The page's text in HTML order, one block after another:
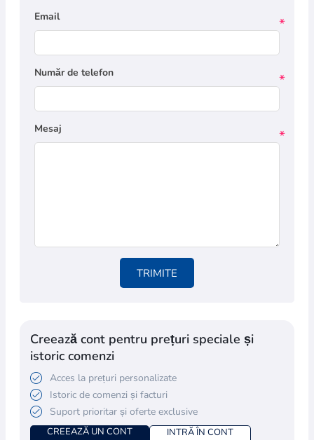
Email *
Număr de telefon *
Mesaj *
TRIMITE
Creează cont pentru prețuri speciale și
istoric comenzi
Acces la prețuri personalizate
Istoric de comenzi și facturi
Suport prioritar și oferte exclusive
CREEAZĂ UN CONT INTRĂ ÎN CONT